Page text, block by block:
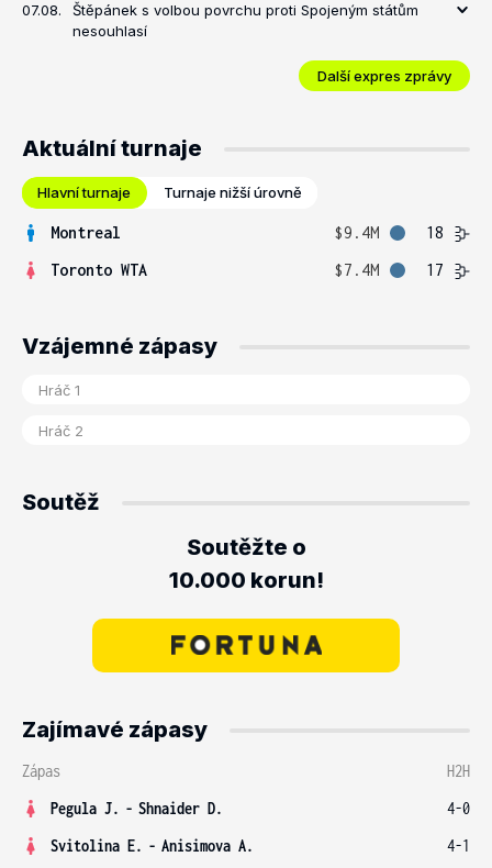
07.08.
Štěpánek s volbou povrchu proti Spojeným státům
nesouhlasí
Další expres zprávy
Aktuální turnaje
Hlavní turnaje Turnaje nižší úrovně
Montreal $9.4M
18
Toronto WTA
$7.4M 17
Vzájemné zápasy
Soutěž
Soutěžte o
10.000 korun!
Zajímavé zápasy
Zápas
H2H
Pegula J. - Shnaider D.
4-0
Svitolina E. - Anisimova A.
4-1